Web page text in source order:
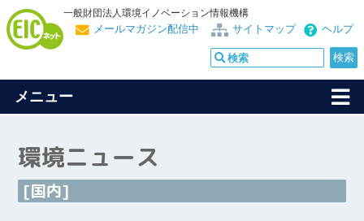
一般財団法人環境イノベーション情報機構
ヘルプ
サイトマップ
メールマガジン配信中
メニュー
環境ニュース
[国内]